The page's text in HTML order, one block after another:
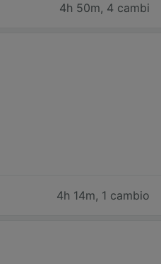
4h 50m, 4 cambi
4h 14m, 1 cambio